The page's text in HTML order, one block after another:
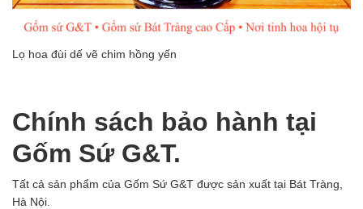
Lọ hoa đùi dế vẽ chim hồng yến
Chính sách bảo hành tại
Gốm Sứ G&T.
Tất cả sản phẩm của Gốm Sứ G&T được sản xuất tại Bát Tràng,
Hà Nội.